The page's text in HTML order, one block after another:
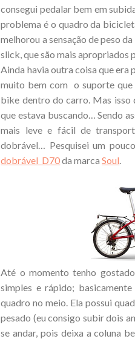
consegui pedalar bem em
problema é o quadro da
melhorou a sensação de peso
slick, que são mais apropriados
Ainda havia outra coisa que era
muito bem com o suporte que
bike dentro do carro. Mas isso
que estava buscando… Sendo
mais leve e fácil de
dobrável… Pesquisei um
dobrável D70da marcaSoul.
Até o momento tenho
simples e rápido;
quadro no meio. Ela possui
pesado (eu consigo subir dois
se andar, pois deixa a coluna